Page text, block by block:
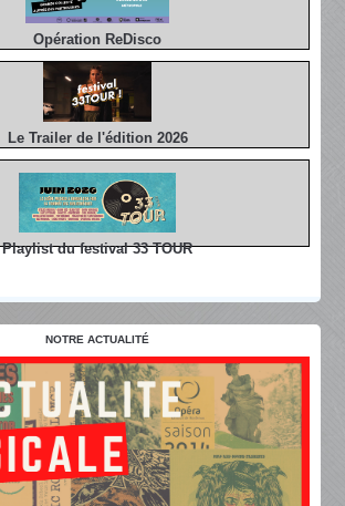
Opération ReDisco
Le Trailer de l'édition 2026
Playlist du festival 33 TOUR
NOTRE ACTUALITÉ